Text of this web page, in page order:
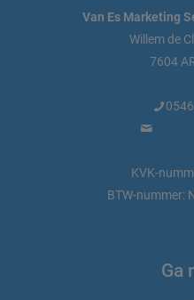
Van Es Marketing
Willem de
7604
KVK-
BTW-nummer:
Ga